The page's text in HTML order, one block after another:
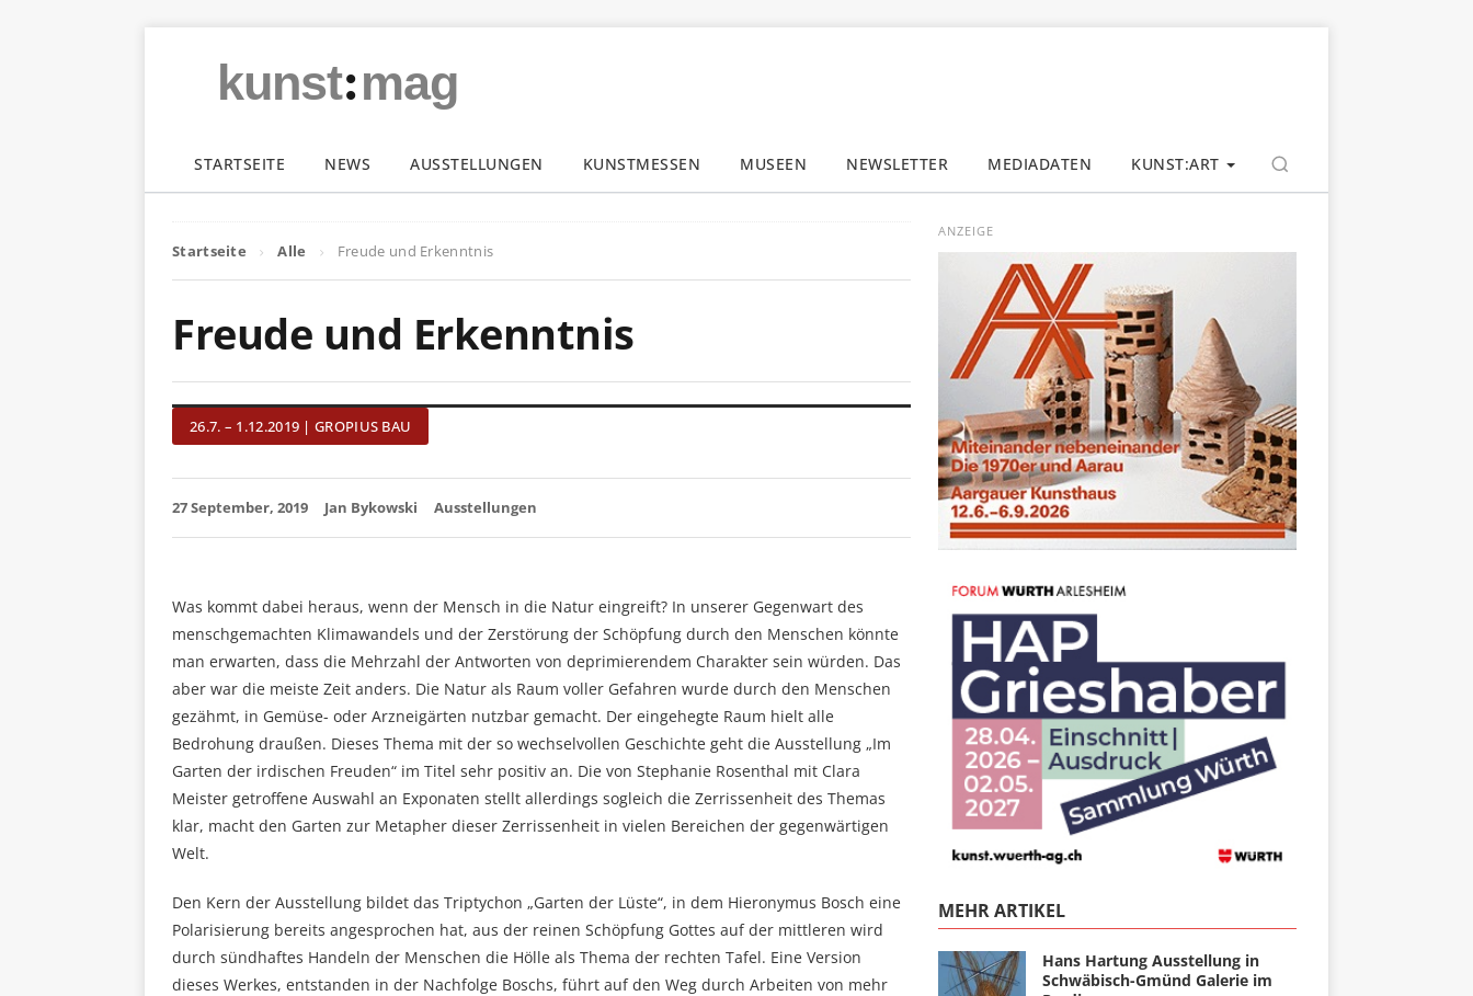
kunst:mag
STARTSEITE NEWS AUSSTELLUNGEN KUNSTMESSEN MUSEEN NEWSLETTER MEDIADATEN KUNST:ART
Startseite Alle Freude und Erkenntnis
Freude und Erkenntnis
26.7. – 1.12.2019 | GROPIUS BAU
27 September, 2019 Jan Bykowski Ausstellungen
Was kommt dabei heraus, wenn der Mensch in die Natur eingreift? In unserer Gegenwart des
menschgemachten Klimawandels und der Zerstörung der Schöpfung durch den Menschen könnte
man erwarten, dass die Mehrzahl der Antworten von deprimierendem Charakter sein würden. Das
aber war die meiste Zeit anders. Die Natur als Raum voller Gefahren wurde durch den Menschen
gezähmt, in Gemüse- oder Arzneigärten nutzbar gemacht. Der eingehegte Raum hielt alle
Bedrohung draußen. Dieses Thema mit der so wechselvollen Geschichte geht die Ausstellung „Im
Garten der irdischen Freuden“ im Titel sehr positiv an. Die von Stephanie Rosenthal mit Clara
Meister getroffene Auswahl an Exponaten stellt allerdings sogleich die Zerrissenheit des Themas
klar, macht den Garten zur Metapher dieser Zerrissenheit in vielen Bereichen der gegenwärtigen
Welt.
Den Kern der Ausstellung bildet das Triptychon „Garten der Lüste“, in dem Hieronymus Bosch eine
Polarisierung bereits angesprochen hat, aus der reinen Schöpfung Gottes auf der mittleren wird
durch sündhaftes Handeln der Menschen die Hölle als Thema der rechten Tafel. Eine Version
dieses Werkes, entstanden in der Nachfolge Boschs, führt auf den Weg durch Arbeiten von mehr
ANZEIGE
MEHR ARTIKEL
Hans Hartung Ausstellung in
Schwäbisch-Gmünd Galerie im